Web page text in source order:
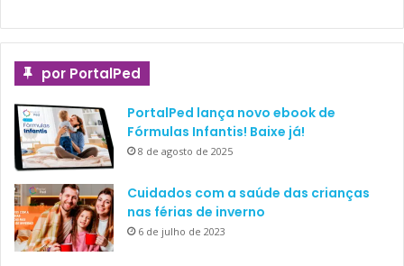
por PortalPed
PortalPed lança novo ebook de
Fórmulas Infantis! Baixe já!
8 de agosto de 2025
Cuidados com a saúde das crianças
nas férias de inverno
6 de julho de 2023